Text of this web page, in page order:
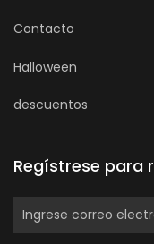
Contacto
Halloween
descuentos
Regístrese para